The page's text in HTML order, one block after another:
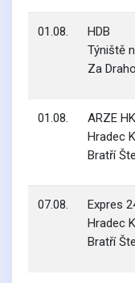
01.08.
HDB
Týniště
Za
01.08.
ARZE HK
Hradec
Bratří
07.08.
Expres
Hradec
Bratří